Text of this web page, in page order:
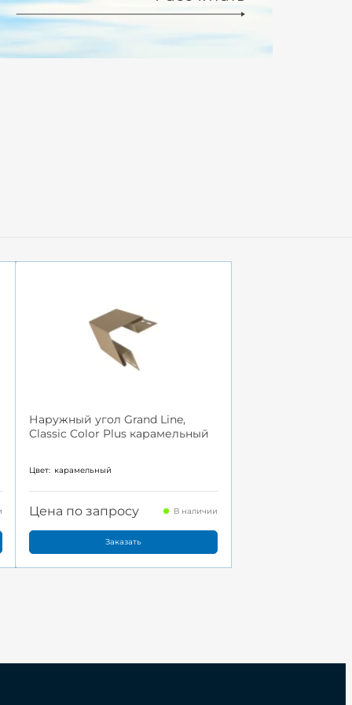
Наружный угол Grand Line,
Classic Color Plus карамельный
Цвет: карамельный
Цена по запросу В наличии
Заказать